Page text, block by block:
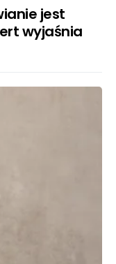
jest
wyjaśnia